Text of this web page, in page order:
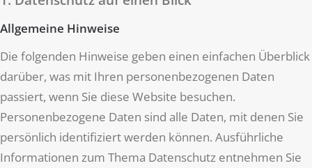
Allgemeine Hinweise
Die folgenden Hinweise geben einen einfachen Überblick
darüber, was mit Ihren personenbezogenen Daten
passiert, wenn Sie diese Website besuchen.
Personenbezogene Daten sind alle Daten, mit denen Sie
persönlich identifiziert werden können. Ausführliche
Informationen zum Thema Datenschutz entnehmen Sie